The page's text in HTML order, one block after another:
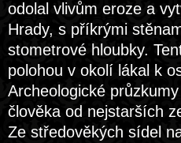
odolal vlivům eroze a
Hrady, s příkrými
stometrové hloubky.
polohou v okolí lákal k
Archeologické
člověka od nejstarších
Ze středověkých sídel